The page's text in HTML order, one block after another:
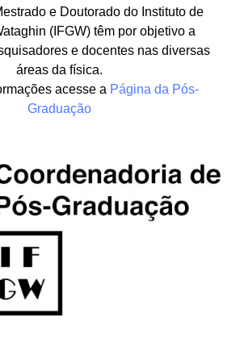
e Doutorado do Instituto de
(IFGW) têm por objetivo a
e docentes nas diversas
áreas da física.
acesse a Página da Pós-
Graduação